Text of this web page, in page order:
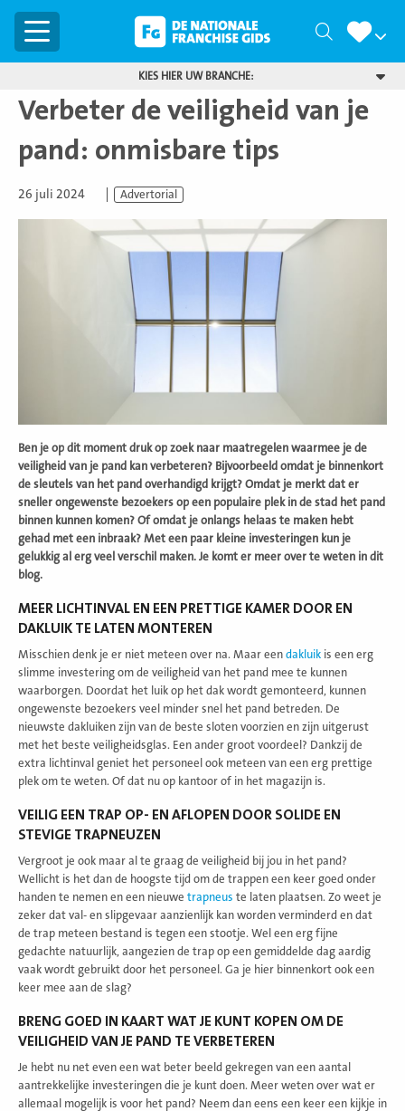
Menu Zoeken
KIES HIER UW BRANCHE:
Verbeter de veiligheid van je
pand: onmisbare tips
26 juli 2024 Advertorial
Ben je op dit moment druk op zoek naar maatregelen waarmee je de
veiligheid van je pand kan verbeteren? Bijvoorbeeld omdat je binnenkort
de sleutels van het pand overhandigd krijgt? Omdat je merkt dat er
sneller ongewenste bezoekers op een populaire plek in de stad het pand
binnen kunnen komen? Of omdat je onlangs helaas te maken hebt
gehad met een inbraak? Met een paar kleine investeringen kun je
gelukkig al erg veel verschil maken. Je komt er meer over te weten in dit
blog.
MEER LICHTINVAL EN EEN PRETTIGE KAMER DOOR EN
DAKLUIK TE LATEN MONTEREN
Misschien denk je er niet meteen over na. Maar een dakluik is een erg
slimme investering om de veiligheid van het pand mee te kunnen
waarborgen. Doordat het luik op het dak wordt gemonteerd, kunnen
ongewenste bezoekers veel minder snel het pand betreden. De
nieuwste dakluiken zijn van de beste sloten voorzien en zijn uitgerust
met het beste veiligheidsglas. Een ander groot voordeel? Dankzij de
extra lichtinval geniet het personeel ook meteen van een erg prettige
plek om te weten. Of dat nu op kantoor of in het magazijn is.
VEILIG EEN TRAP OP- EN AFLOPEN DOOR SOLIDE EN
STEVIGE TRAPNEUZEN
Vergroot je ook maar al te graag de veiligheid bij jou in het pand?
Wellicht is het dan de hoogste tijd om de trappen een keer goed onder
handen te nemen en een nieuwe trapneus te laten plaatsen. Zo weet je
zeker dat val- en slipgevaar aanzienlijk kan worden verminderd en dat
de trap meteen bestand is tegen een stootje. Wel een erg fijne
gedachte natuurlijk, aangezien de trap op een gemiddelde dag aardig
vaak wordt gebruikt door het personeel. Ga je hier binnenkort ook een
keer mee aan de slag?
BRENG GOED IN KAART WAT JE KUNT KOPEN OM DE
VEILIGHEID VAN JE PAND TE VERBETEREN
Je hebt nu net even een wat beter beeld gekregen van een aantal
aantrekkelijke investeringen die je kunt doen. Meer weten over wat er
allemaal mogelijk is voor het pand? Neem dan eens een keer een kijkje in